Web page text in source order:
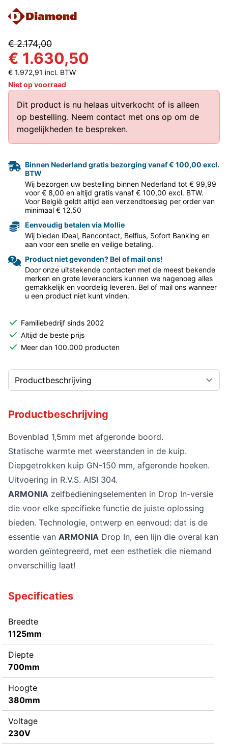
€ 2.174,00
€ 1.630,50
€ 1.972,91 incl. BTW
Niet op voorraad
Dit product is nu helaas uitverkocht of is alleen
op bestelling. Neem contact met ons op om de
mogelijkheden te bespreken.
Binnen Nederland gratis bezorging vanaf € 100,00 excl.
BTW
Wij bezorgen uw bestelling binnen Nederland tot € 99,99
voor € 8,00 en altijd gratis vanaf € 100,00 excl. BTW.
Voor België geldt altijd een verzendtoeslag per order van
minimaal € 12,50
Eenvoudig betalen via Mollie
Wij bieden iDeal, Bancontact, Belfius, Sofort Banking en
aan voor een snelle en veilige betaling.
Product niet gevonden? Bel of mail ons!
Door onze uitstekende contacten met de meest bekende
merken en grote leveranciers kunnen we nagenoeg alles
gemakkelijk en voordelig leveren. Bel of mail ons wanneer
u een product niet kunt vinden.
Familiebedrijf sinds 2002
Altijd de beste prijs
Meer dan 100.000 producten
Productbeschrijving
Bovenblad 1,5mm met afgeronde boord.
Statische warmte met weerstanden in de kuip.
Diepgetrokken kuip GN-150 mm, afgeronde hoeken.
Uitvoering in R.V.S. AISI 304.
ARMONIA zelfbedieningselementen in Drop In-versie
die voor elke specifieke functie de juiste oplossing
bieden. Technologie, ontwerp en eenvoud: dat is de
essentie van ARMONIA Drop In, een lijn die overal kan
worden geïntegreerd, met een esthetiek die niemand
onverschillig laat!
Specificaties
Breedte
1125mm
Diepte
700mm
Hoogte
380mm
Voltage
230V